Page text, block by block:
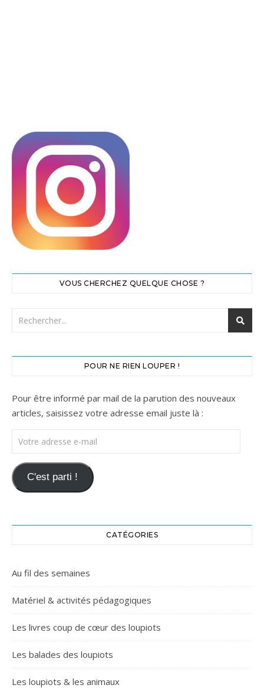
VOUS CHERCHEZ QUELQUE CHOSE ?
POUR NE RIEN LOUPER !
Pour être informé par mail de la parution des nouveaux
articles, saisissez votre adresse email juste là :
Votre adresse e-mail
C'est parti !
CATÉGORIES
Au fil des semaines
Matériel & activités pédagogiques
Les livres coup de cœur des loupiots
Les balades des loupiots
Les loupiots & les animaux